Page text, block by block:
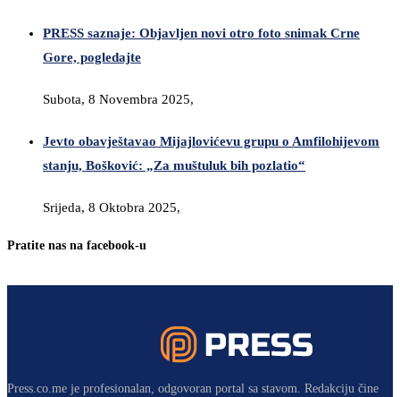
PRESS saznaje: Objavljen novi otro foto snimak Crne
Gore, pogledajte
Subota, 8 Novembra 2025,
Jevto obavještavao Mijajlovićevu grupu o Amfilohijevom
stanju, Bošković: „Za muštuluk bih pozlatio“
Srijeda, 8 Oktobra 2025,
Pratite nas na facebook-u
Press.co.me je profesionalan, odgovoran portal sa stavom. Redakciju čine